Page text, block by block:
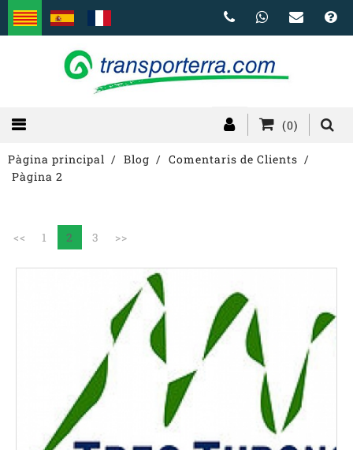
(0)
Pàgina principal Blog
Comentaris de Clients
Pàgina 2
<< 1 2 3 >>